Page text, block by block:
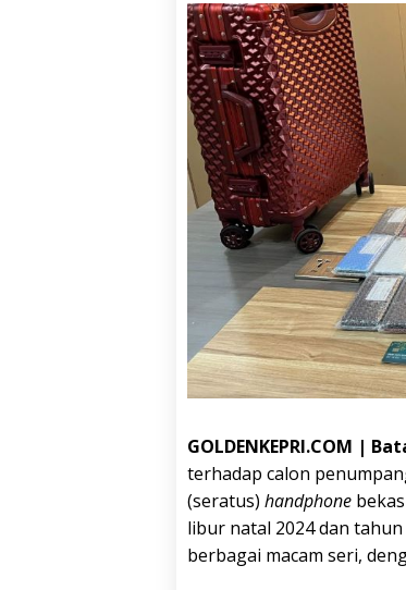
GOLDENKEPRI.COM |
terhadap calon
(seratus) handphone
libur natal 2024 dan
berbagai macam seri,